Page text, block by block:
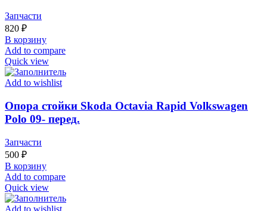
Запчасти
820 ₽
В корзину
Add to compare
Quick view
Add to wishlist
Опора стойки Skoda Octavia Rapid Volkswagen
Polo 09- перед.
Запчасти
500 ₽
В корзину
Add to compare
Quick view
Add to wishlist